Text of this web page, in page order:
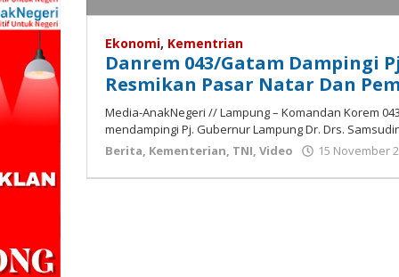
Ekonomi, Kementrian
Danrem 043/Gatam Dampingi
Resmikan Pasar Natar Dan
Media-AnakNegeri // Lampung – Komandan Korem
mendampingi Pj. Gubernur Lampung Dr. Drs.
Berita, Kementerian, TNI, Video 15 November